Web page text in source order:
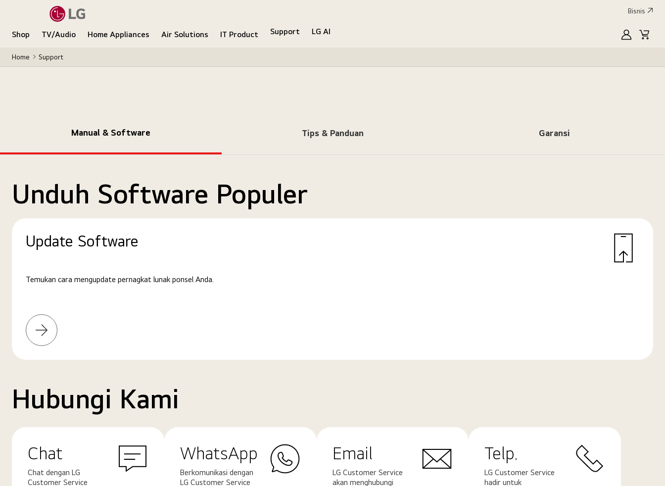
Bisnis
Shop TV/Audio Home Appliances Air Solutions IT Product Support
LG AI
MyLG
Home Support
Manual & Software Tips & Panduan Garansi
Unduh Software Populer
Update Software
Temukan cara mengupdate pernagkat lunak ponsel Anda.
Pelajari
selengkapnya
Hubungi Kami
Chat
Chat dengan LG
Customer Service
WhatsApp
Berkomunikasi dengan
LG Customer Service
Email
LG Customer Service
akan menghubungi
Telp.
LG Customer Service
hadir untuk